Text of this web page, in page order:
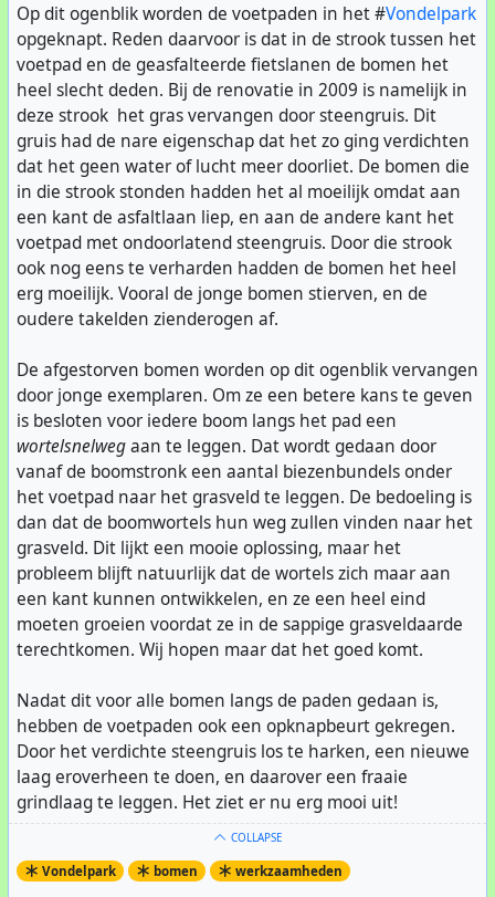
Op dit ogenblik worden de voetpaden in het #Vondelpark
opgeknapt. Reden daarvoor is dat in de strook tussen het
voetpad en de geasfalteerde fietslanen de bomen het
heel slecht deden. Bij de renovatie in 2009 is namelijk in
deze strook het gras vervangen door steengruis. Dit
gruis had de nare eigenschap dat het zo ging verdichten
dat het geen water of lucht meer doorliet. De bomen die
in die strook stonden hadden het al moeilijk omdat aan
een kant de asfaltlaan liep, en aan de andere kant het
voetpad met ondoorlatend steengruis. Door die strook
ook nog eens te verharden hadden de bomen het heel
erg moeilijk. Vooral de jonge bomen stierven, en de
oudere takelden zienderogen af.
De afgestorven bomen worden op dit ogenblik vervangen
door jonge exemplaren. Om ze een betere kans te geven
is besloten voor iedere boom langs het pad een
wortelsnelwegaan te leggen. Dat wordt gedaan door
vanaf de boomstronk een aantal biezenbundels onder
het voetpad naar het grasveld te leggen. De bedoeling is
dan dat de boomwortels hun weg zullen vinden naar het
grasveld. Dit lijkt een mooie oplossing, maar het
probleem blijft natuurlijk dat de wortels zich maar aan
een kant kunnen ontwikkelen, en ze een heel eind
moeten groeien voordat ze in de sappige grasveldaarde
terechtkomen. Wij hopen maar dat het goed komt.
Nadat dit voor alle bomen langs de paden gedaan is,
hebben de voetpaden ook een opknapbeurt gekregen.
Door het verdichte steengruis los te harken, een nieuwe
laag eroverheen te doen, en daarover een fraaie
grindlaag te leggen. Het ziet er nu erg mooi uit!
COLLAPSE
Vondelpark bomen werkzaamheden